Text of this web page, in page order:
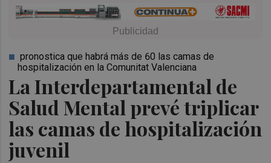
La Interdepartamental de
Salud Mental prevé triplicar
las camas de hospitalización
juvenil
pronostica que habrá más de 60 las camas de
hospitalización en la Comunitat Valenciana